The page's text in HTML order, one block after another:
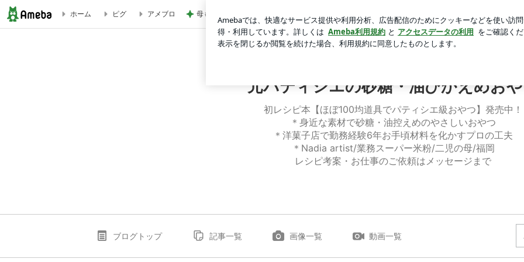
米粉のザクザクビスコッティ【砂糖・油不使用】 | 元パティシエの砂糖・油ひかえめおやつ
ホーム ピグ アメブロ 母も欲しがった1体千円のお守り ロ
元パティシエの砂糖・油ひかえめお
初レシピ本【ほぼ100均道具でパティシエ級おやつ】発売中！
＊身近な素材で砂糖・油控えめのやさしいおやつ
＊洋菓子店で勤務経験6年‍お手頃材料を化かすプロの工夫
＊Nadia artist/業務スーパー米粉/二児の母/福岡
レシピ考案・お仕事のご依頼はメッセージまで
ブログトップ 記事一覧 画像一覧 動画一覧